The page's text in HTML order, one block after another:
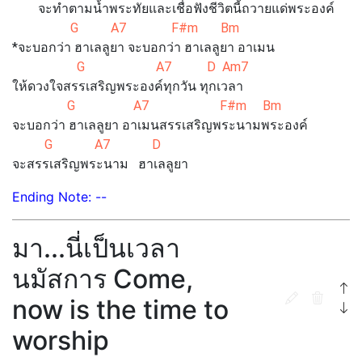
จะทำตามน้ำพระทัยและเชื่อฟังชีวิตนี้ถวายแด่พระองค์
G A7 F#m Bm
*จะบอกว่า ฮาเลลูยา จะบอกว่า ฮาเลลูยา อาเมน
G A7 D Am7
ให้ดวงใจสรรเสริญพระองค์ทุกวัน ทุกเวลา
G A7 F#m Bm
จะบอกว่า ฮาเลลูยา อาเมนสรรเสริญพระนามพระองค์
G A7 D
จะสรรเสริญพระนาม ฮาเลลูยา
Ending Note: --
มา...นี่เป็นเวลา
นมัสการ Come,
now is the time to
worship